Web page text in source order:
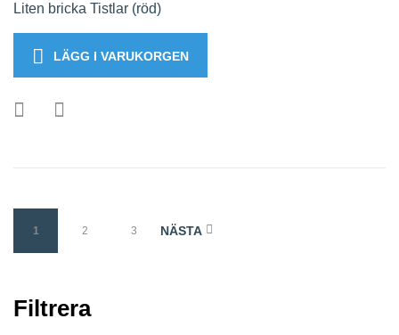
Liten bricka Tistlar (röd)
LÄGG I VARUKORGEN
1 2 3 NÄSTA
Filtrera